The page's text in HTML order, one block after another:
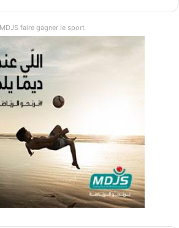
MDJS faire gagner le sport